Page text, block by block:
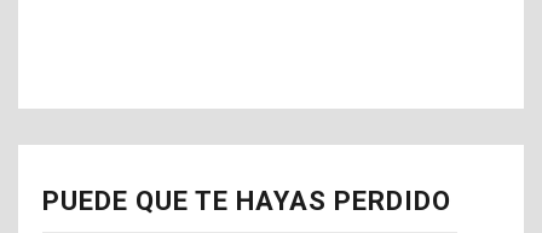
PUEDE QUE TE HAYAS PERDIDO